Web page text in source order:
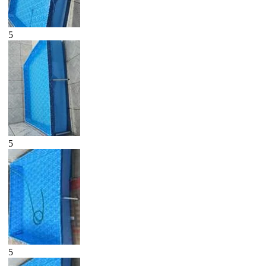
5
5
5